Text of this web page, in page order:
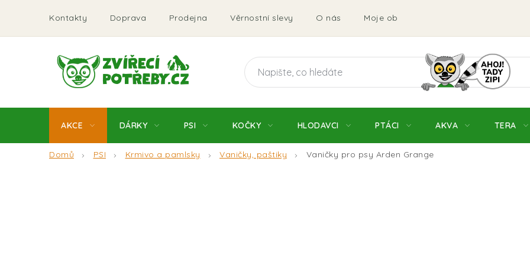
obsah
Kontakty Doprava Prodejna Věrnostní slevy O nás Moje objednávka Obchodní
AKCE DÁRKY PSI KOČKY HLODAVCI PTÁCI AKVA TERA
Domů PSI Krmivo a pamlsky Vaničky, paštiky Vaničky pro psy Arden Grange